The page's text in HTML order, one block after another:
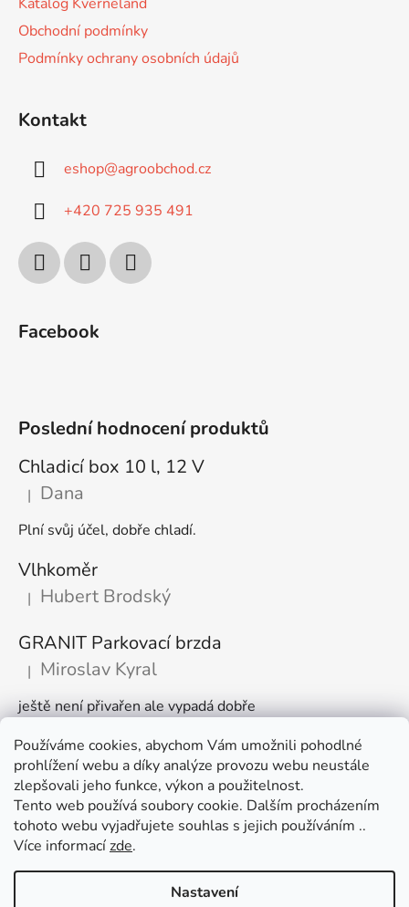
Používáme cookies, abychom Vám umožnili pohodlné
prohlížení webu a díky analýze provozu webu neustále
zlepšovali jeho funkce, výkon a použitelnost.
Tento web používá soubory cookie. Dalším procházením
tohoto webu vyjadřujete souhlas s jejich používáním ..
Více informacízde.
Nastavení
ý
p
Obchodní podmínky
Podmínky ochrany osobních údajů
Kontakt
eshop@agroobchod.cz
+420 725 935 491
Facebook
Poslední hodnocení produktů
Chladicí box 10 l, 12 V
Hodnocení produktu je 5 z 5 hvězdiček.
| Dana
Plní svůj účel, dobře chladí.
Vlhkoměr
Hodnocení produktu je 5 z 5 hvězdiček.
| Hubert Brodský
GRANIT Parkovací brzda
Hodnocení produktu je 5 z 5 hvězdiček.
| Miroslav Kyral
ještě není přivařen ale vypadá dobře
Články
🌾 Prodlužujeme otevírací dobu na sezónu
Časté dotazy
Věrnostní program